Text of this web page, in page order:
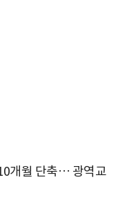
개월 단축… 광역교